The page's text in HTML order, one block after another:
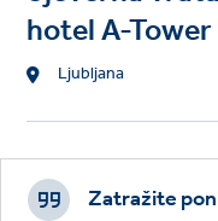
hotel A-Tower
Location
Ljubljana
Footer
CTAs
Zatražite